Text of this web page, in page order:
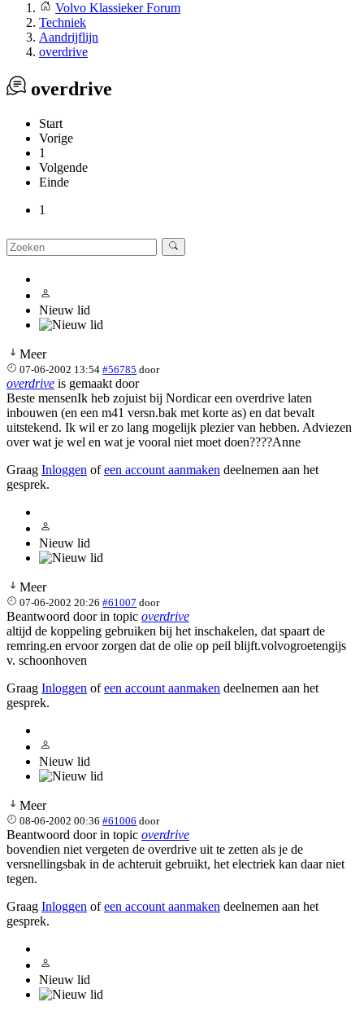
Volvo Klassieker Forum
Techniek
Aandrijflijn
overdrive
overdrive
Start
Vorige
1
Volgende
Einde
1
Nieuw lid
Meer
07-06-2002 13:54 #56785 door
overdrive is gemaakt door
Beste mensenIk heb zojuist bij Nordicar een overdrive laten
inbouwen (en een m41 versn.bak met korte as) en dat bevalt
uitstekend. Ik wil er zo lang mogelijk plezier van hebben. Adviezen
over wat je wel en wat je vooral niet moet doen????Anne
Graag Inloggen ofeen account aanmaken deelnemen aan het
gesprek.
Nieuw lid
Meer
07-06-2002 20:26 #61007 door
Beantwoord doorin topic overdrive
altijd de koppeling gebruiken bij het inschakelen, dat spaart de
remring.en ervoor zorgen dat de olie op peil blijft.volvogroetengijs
v. schoonhoven
Graag Inloggen ofeen account aanmaken deelnemen aan het
gesprek.
Nieuw lid
Meer
08-06-2002 00:36 #61006 door
Beantwoord doorin topic overdrive
bovendien niet vergeten de overdrive uit te zetten als je de
versnellingsbak in de achteruit gebruikt, het electriek kan daar niet
tegen.
Graag Inloggen ofeen account aanmaken deelnemen aan het
gesprek.
Nieuw lid